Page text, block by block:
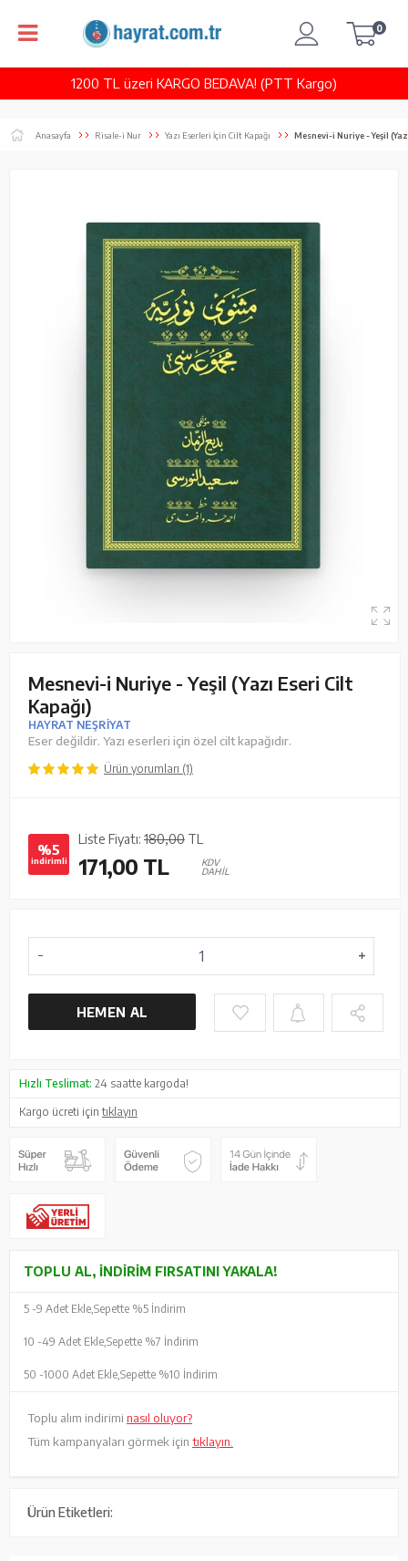
1200 TL üzeri KARGO BEDAVA! (PTT Kargo)
0
Anasayfa Risale-i Nur Yazı Eserleri İçin Cilt Kapağı Mesnevi-i Nuriye - Yeşil
Mesnevi-i Nuriye - Yeşil (Yazı Eseri Cilt
Kapağı)
HAYRAT NEŞRİYAT
Eser değildir. Yazı eserleri için özel cilt kapağıdır.
Ürün yorumları (1)
%5
indirimli
Liste Fiyatı: 180,00 TL
171,00 TL
KDV
DAHİL
HEMEN AL
Hızlı Teslimat: 24 saatte kargoda!
Kargo ücreti içintıklayın
TOPLU AL, İNDIRIM FIRSATINI YAKALA!
5 -9 Adet Ekle, Sepette %5 İndirim
10 -49 Adet Ekle, Sepette %7 İndirim
50 -1000 Adet Ekle, Sepette %10 İndirim
Toplu alım indirimi nasıl oluyor?
Tüm kampanyaları görmek için tıklayın.
Ürün Etiketleri: